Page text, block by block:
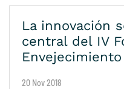
La innovación
central del IV
Envejecimiento
20 Nov 2018